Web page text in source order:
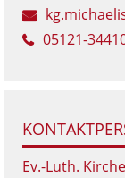
05121-
Ev.-Luth.